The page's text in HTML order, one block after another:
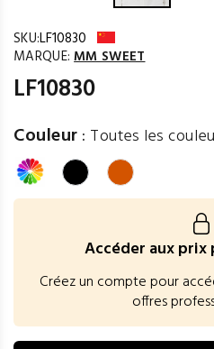
SKU:LF10830
MARQUE: MM SWEET
LF10830
Couleur : Toutes les
Accéder aux
Créez un compte pour
offres